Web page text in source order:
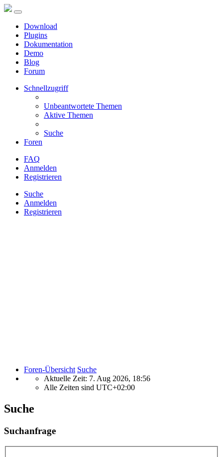
Download
Plugins
Dokumentation
Demo
Blog
Forum
Schnellzugriff
Unbeantwortete Themen
Aktive Themen
Suche
Foren
FAQ
Anmelden
Registrieren
Suche
Anmelden
Registrieren
Foren-Übersicht Suche
Aktuelle Zeit: 7. Aug 2026, 18:56
Alle Zeiten sind UTC+02:00
Suche
Suchanfrage